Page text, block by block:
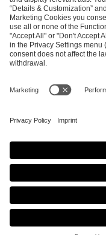
SEND MESSAGE
CAREER MEDIA
© 2026 ESL FACEIT
Imprint Privacy
Copyright Policy
Modern Slavery